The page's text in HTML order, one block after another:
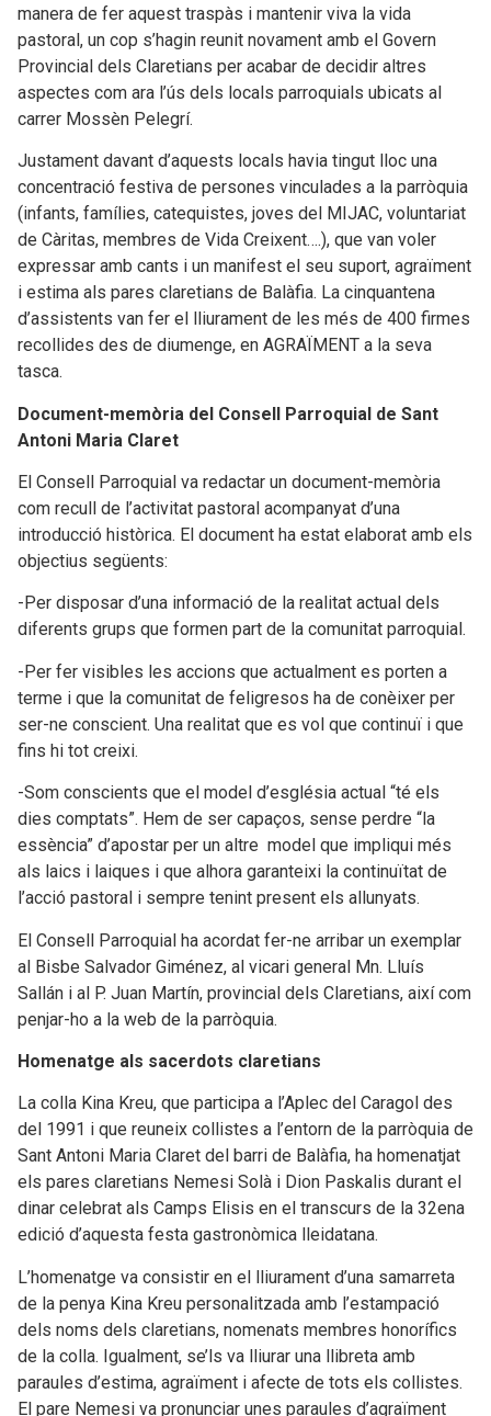
manera de fer aquest traspàs i mantenir viva la vida
pastoral, un cop s’hagin reunit novament amb el Govern
Provincial dels Claretians per acabar de decidir altres
aspectes com ara l’ús dels locals parroquials ubicats al
carrer Mossèn Pelegrí.
Justament davant d’aquests locals havia tingut lloc una
concentració festiva de persones vinculades a la parròquia
(infants, famílies, catequistes, joves del MIJAC, voluntariat
de Càritas, membres de Vida Creixent….), que van voler
expressar amb cants i un manifest el seu suport, agraïment
i estima als pares claretians de Balàfia. La cinquantena
d’assistents van fer el lliurament de les més de 400 firmes
recollides des de diumenge, en AGRAÏMENT a la seva
tasca.
Document-memòria del Consell Parroquial de Sant
Antoni Maria Claret
El Consell Parroquial va redactar un document-memòria
com recull de l’activitat pastoral acompanyat d’una
introducció històrica. El document ha estat elaborat amb els
objectius següents:
-Per disposar d’una informació de la realitat actual dels
diferents grups que formen part de la comunitat parroquial.
-Per fer visibles les accions que actualment es porten a
terme i que la comunitat de feligresos ha de conèixer per
ser-ne conscient. Una realitat que es vol que continuï i que
fins hi tot creixi.
-Som conscients que el model d’església actual “té els
dies comptats”. Hem de ser capaços, sense perdre “la
essència” d’apostar per un altre model que impliqui més
als laics i laiques i que alhora garanteixi la continuïtat de
l’acció pastoral i sempre tenint present els allunyats.
El Consell Parroquial ha acordat fer-ne arribar un exemplar
al Bisbe Salvador Giménez, al vicari general Mn. Lluís
Sallán i al P. Juan Martín, provincial dels Claretians, així com
penjar-ho a la web de la parròquia.
Homenatge als sacerdots claretians
La colla Kina Kreu, que participa a l’Aplec del Caragol des
del 1991 i que reuneix collistes a l’entorn de la parròquia de
Sant Antoni Maria Claret del barri de Balàfia, ha homenatjat
els pares claretians Nemesi Solà i Dion Paskalis durant el
dinar celebrat als Camps Elisis en el transcurs de la 32ena
edició d’aquesta festa gastronòmica lleidatana.
L’homenatge va consistir en el lliurament d’una samarreta
de la penya Kina Kreu personalitzada amb l’estampació
dels noms dels claretians, nomenats membres honorífics
de la colla. Igualment, se’ls va lliurar una llibreta amb
paraules d’estima, agraïment i afecte de tots els collistes.
El pare Nemesi va pronunciar unes paraules d’agraïment